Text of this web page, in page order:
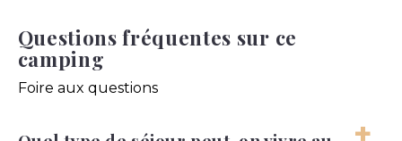
Questions fréquentes sur ce
camping
Foire aux questions